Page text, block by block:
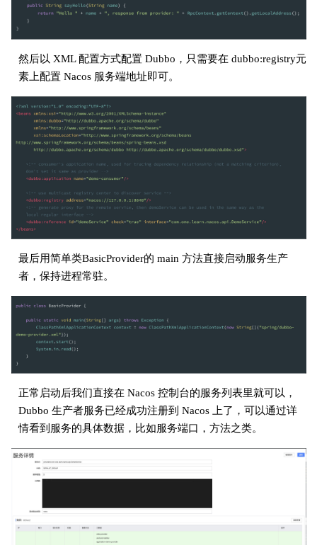
然后以 XML 配置方式配置 Dubbo，只需要在 dubbo:registry元
素上配置 Nacos 服务端地址即可。
最后用简单类BasicProvider的 main 方法直接启动服务生产
者，保持进程常驻。
正常启动后我们直接在 Nacos 控制台的服务列表里就可以，
Dubbo 生产者服务已经成功注册到 Nacos 上了，可以通过详
情看到服务的具体数据，比如服务端口，方法之类。